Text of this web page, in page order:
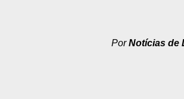
PorNotícias de